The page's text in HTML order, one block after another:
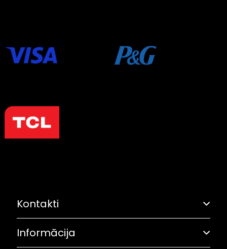
Kontakti
Adrese: Grostonas iela 6B, Rīga
Informācija